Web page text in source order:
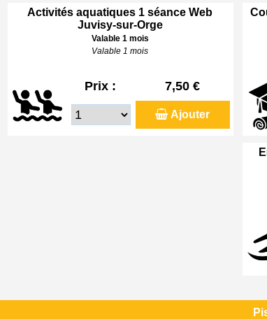
Activités aquatiques 1 séance Web
Juvisy-sur-Orge
Valable 1 mois
Valable 1 mois
Prix : 7,50 €
Ajouter